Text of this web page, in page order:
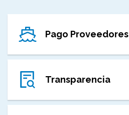
Pago Proveedores
Transparencia